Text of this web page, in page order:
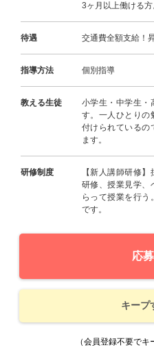
3ヶ月以上働ける方
待遇 交通費全額支給！
指導方法 個別指導
教える生徒
小学生・中学生・
す。一人ひとりの
付けられているの
ます。
研修制度
【新人講師研修
研修、授業見学、
らって授業を行う
です。
応
キープ
（会員登録不要でキ